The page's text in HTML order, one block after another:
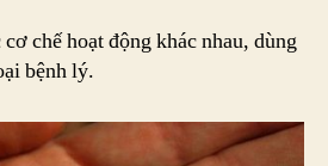
chế hoạt động khác nhau, dùng
bệnh lý.